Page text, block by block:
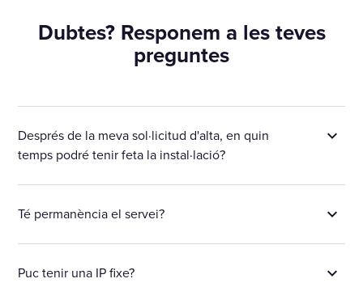
Dubtes? Responem a les teves
preguntes
Després de la meva sol·licitud d'alta, en quin
temps podré tenir feta la instal·lació?
Té permanència el servei?
Puc tenir una IP fixe?